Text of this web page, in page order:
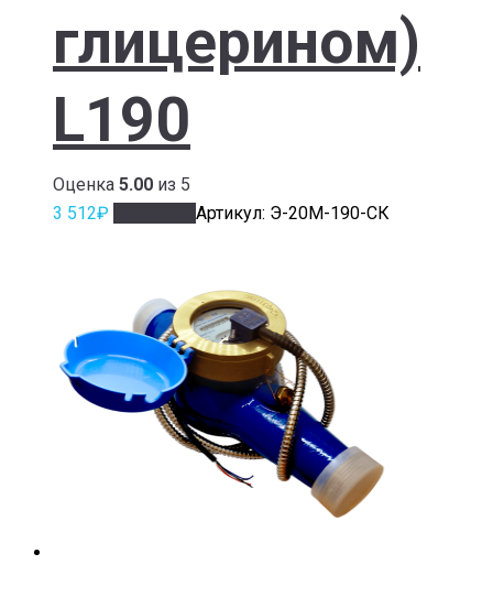
глицерином)
L190
Оценка 5.00 из 5
3 512₽ Артикул: Э-20М-190-СК